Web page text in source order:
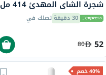
شجرة الشاي المهدئ 414 مل
30 دقيقة تصلك في
52
80
40% خصم